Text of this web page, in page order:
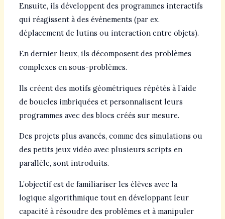
Ensuite, ils développent des programmes interactifs
qui réagissent à des événements (par ex.
déplacement de lutins ou interaction entre objets).
En dernier lieux, ils décomposent des problèmes
complexes en sous-problèmes.
Ils créent des motifs géométriques répétés à l’aide
de boucles imbriquées et personnalisent leurs
programmes avec des blocs créés sur mesure.
Des projets plus avancés, comme des simulations ou
des petits jeux vidéo avec plusieurs scripts en
parallèle, sont introduits.
L’objectif est de familiariser les élèves avec la
logique algorithmique tout en développant leur
capacité à résoudre des problèmes et à manipuler